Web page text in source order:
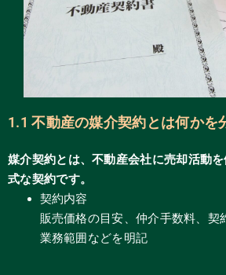
1.1 不動産の媒介契約とは何かを
媒介契約とは、不動産会社に売却活動
式な契約です。
契約内容
販売価格の目安、仲介手数料、契
業務範囲などを明記